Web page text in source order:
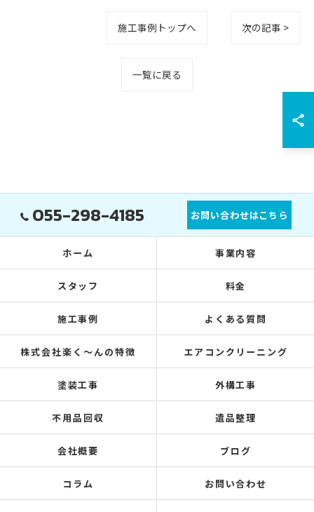
施工事例トップへ 次の記事 >
一覧に戻る
055-298-4185 お問い合わせはこちら
ホーム 事業内容
スタッフ 料金
施工事例 よくある質問
株式会社楽く～んの特徴 エアコンクリーニング
塗装工事 外構工事
不用品回収 遺品整理
会社概要 ブログ
コラム お問い合わせ